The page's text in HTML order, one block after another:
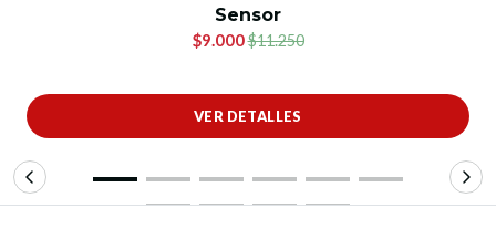
Sensor
$9.000$11.250
VER DETALLES